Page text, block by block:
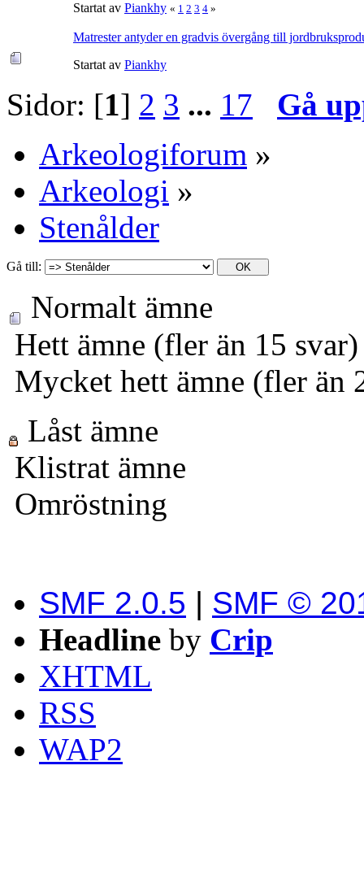
Startat av Piankhy « 1 2 3 4 »
Matrester antyder en gradvis övergång till
Startat av Piankhy
Sidor: [1] 2 3 ... 17
Gå
Arkeologiforum »
Arkeologi »
Stenålder
Gå till:
Normalt ämne
Hett ämne (fler än 15 svar)
Mycket hett ämne (fler än
Låst ämne
Klistrat ämne
Omröstning
SMF 2.0.5 | SMF ©
Headline by Crip
XHTML
RSS
WAP2